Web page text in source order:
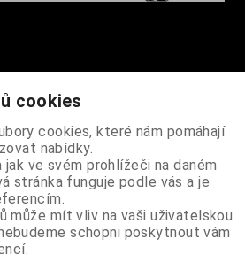
cookies
cookies, které nám pomáhají
nabídky.
ve svém prohlížeči na daném
stránka funguje podle vás a je
může mít vliv na vaši uživatelskou
schopni poskytnout vám